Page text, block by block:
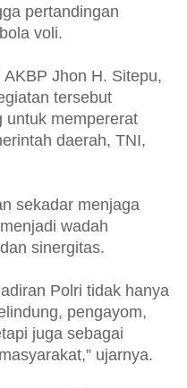
pertandingan
voli.
Jhon H. Sitepu,
tersebut
untuk mempererat
daerah, TNI,
sekadar menjaga
wadah
sinergitas.
Polri tidak hanya
pengayom,
juga sebagai
ujarnya.